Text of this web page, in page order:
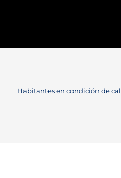
Habitantes en condición de